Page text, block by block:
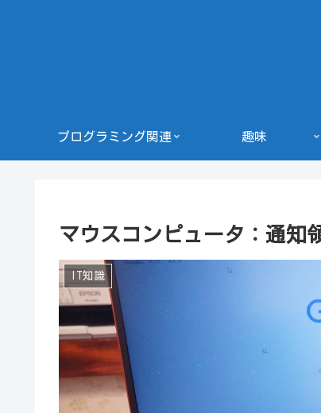
プログラミング関連 趣味
マウスコンピュータ：通知
IT知識